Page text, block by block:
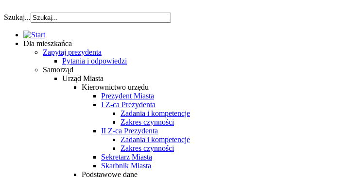
szybka pozyczka
Szukaj...
Dla mieszkańca
Zapytaj prezydenta
Pytania i odpowiedzi
Samorząd
Urząd Miasta
Kierownictwo urzędu
Prezydent Miasta
I Z-ca Prezydenta
Zadania i kompetencje
Zakres czynności
II Z-ca Prezydenta
Zadania i kompetencje
Zakres czynności
Sekretarz Miasta
Skarbnik Miasta
Podstawowe dane